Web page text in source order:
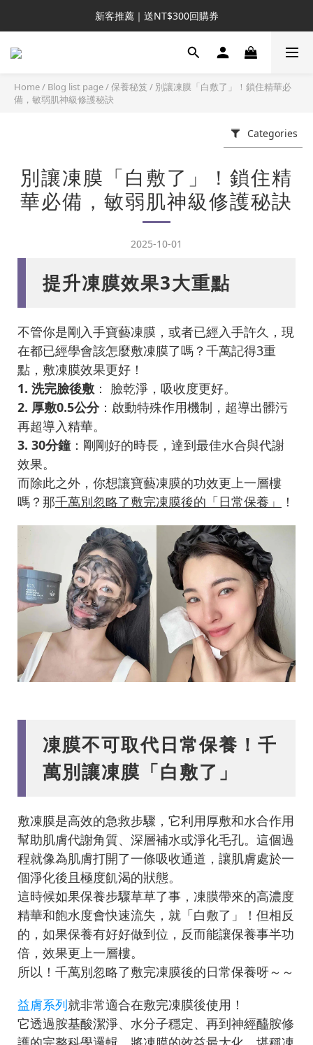
新客推薦｜送NT$300回購券
新客推薦｜送NT$300回購券
升VIP首推｜買4送6起
Home/ Blog list page/保養秘笈 / 別讓凍膜「白敷了」！鎖住精華必
備，敏弱肌神級修護秘訣
Categories
別讓凍膜「白敷了」！鎖住精
華必備，敏弱肌神級修護秘訣
2025-10-01
提升凍膜效果3大重點
不管你是剛入手寶藝凍膜，或者已經入手許久，現
在都已經學會該怎麼敷凍膜了嗎？千萬記得3重
點，敷凍膜效果更好！
1. 洗完臉後敷 ： 臉乾淨，吸收度更好。
2. 厚敷0.5公分：啟動特殊作用機制，超導出髒污
再超導入精華。
3. 30分鐘：剛剛好的時長，達到最佳水合與代謝
效果。
而除此之外，你想讓寶藝凍膜的功效更上一層樓
嗎？那千萬別忽略了敷完凍膜後的「日常保養」 ！
凍膜不可取代日常保養！千
萬別讓凍膜「白敷了」
敷凍膜是高效的急救步驟，它利用厚敷和水合作用
幫助肌膚代謝角質、深層補水或淨化毛孔。這個過
程就像為肌膚打開了一條吸收通道，讓肌膚處於一
個淨化後且極度飢渴的狀態。
這時候如果保養步驟草草了事，凍膜帶來的高濃度
精華和飽水度會快速流失，就「白敷了」！但相反
的，如果保養有好好做到位，反而能讓保養事半功
倍，效果更上一層樓。
所以！千萬別忽略了敷完凍膜後的日常保養呀～～
益膚系列就非常適合在敷完凍膜後使用！
它透過胺基酸潔淨、水分子穩定、再到神經醯胺修